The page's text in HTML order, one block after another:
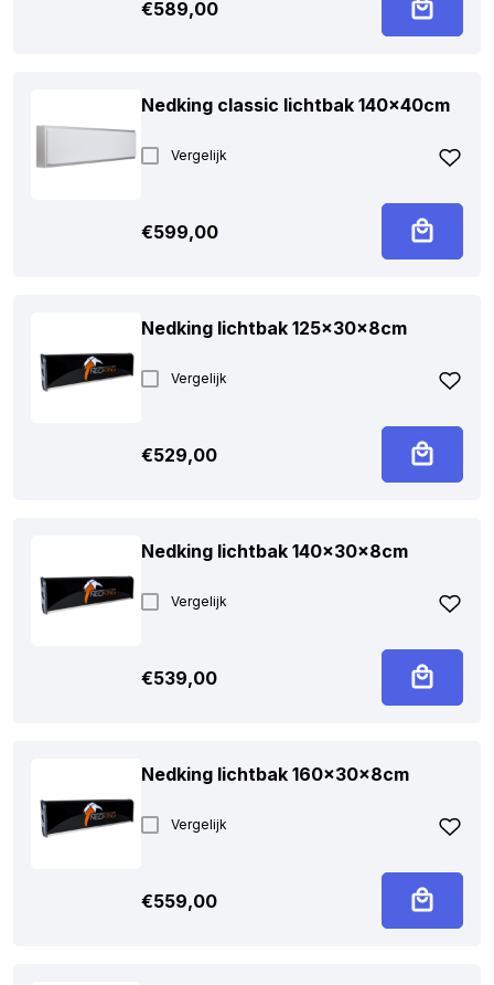
€589,00
Nedking classic lichtbak 140x40cm
Vergelijk
€599,00
Nedking lichtbak 125x30x8cm
Vergelijk
€529,00
Nedking lichtbak 140x30x8cm
Vergelijk
€539,00
Nedking lichtbak 160x30x8cm
Vergelijk
€559,00